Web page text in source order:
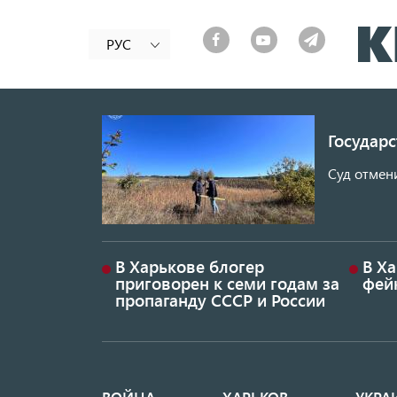
РУС
Суд
В Харькове блогер
приговорен к семи годам за
пропаганду СССР и России
В